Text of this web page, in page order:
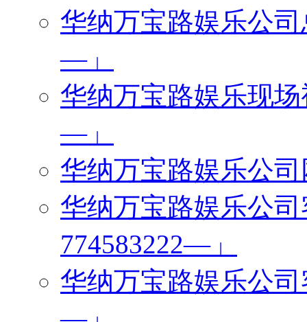
华纳万宝路娱乐公
—」
华纳万宝路娱乐现
—」
华纳万宝路娱乐公
华纳万宝路娱乐公
774583222—」
华纳万宝路娱乐公